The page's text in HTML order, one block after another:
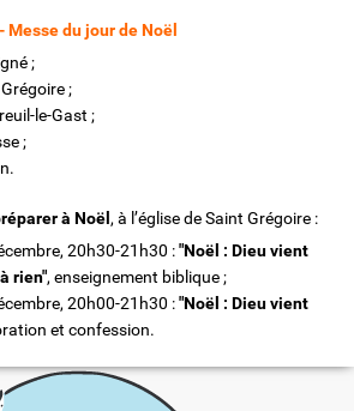
Messe du jour de Noël
;
;
le-Gast ;
;
à Noël , à l’église de Saint Grégoire :
20h30-21h30 :"Noël : Dieu vient
rien", enseignement biblique ;
20h00-21h30 :"Noël : Dieu vient
et confession.